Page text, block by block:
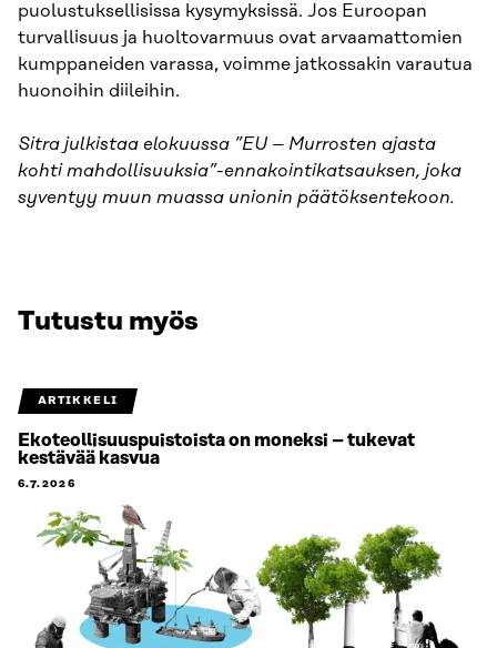
puolustuksellisissa kysymyksissä. Jos Euroopan
turvallisuus ja huoltovarmuus ovat arvaamattomien
kumppaneiden varassa, voimme jatkossakin varautua
huonoihin diileihin.
Sitra julkistaa elokuussa ”EU – Murrosten ajasta
kohti mahdollisuuksia”-ennakointikatsauksen, joka
syventyy muun muassa unionin päätöksentekoon.
Tutustu myös
ARTIKKELI
Ekoteollisuuspuistoista on moneksi – tukevat
kestävää kasvua
6.7.2026